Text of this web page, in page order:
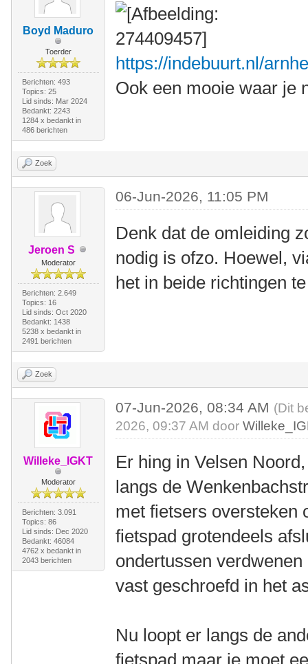
Boyd Maduro
Toerder
Berichten: 493
Topics: 25
Lid sinds: Mar 2024
Bedankt: 2243
1284 x bedankt in
486 berichten
https://indebuurt.nl/
Ook een mooie waar je
Zoek
Jeroen S
Moderator
Berichten: 2.649
Topics: 16
Lid sinds: Oct 2020
Bedankt: 1438
5238 x bedankt in
2491 berichten
06-Jun-2026, 11:05 PM
Denk dat de omleiding
nodig is ofzo. Hoewel,
het in beide richtingen
Zoek
Willeke_IGKT
Moderator
Berichten: 3.091
Topics: 86
Lid sinds: Dec 2020
Bedankt: 46084
4762 x bedankt in
2043 berichten
07-Jun-2026, 08:34 AM (Dit
2026, 09:37 AM door
Er hing in Velsen
langs de
met fietsers oversteken
fietspad grotendeels
ondertussen
vast geschroefd in het
Nu loopt er langs de
fietspad maar je moet